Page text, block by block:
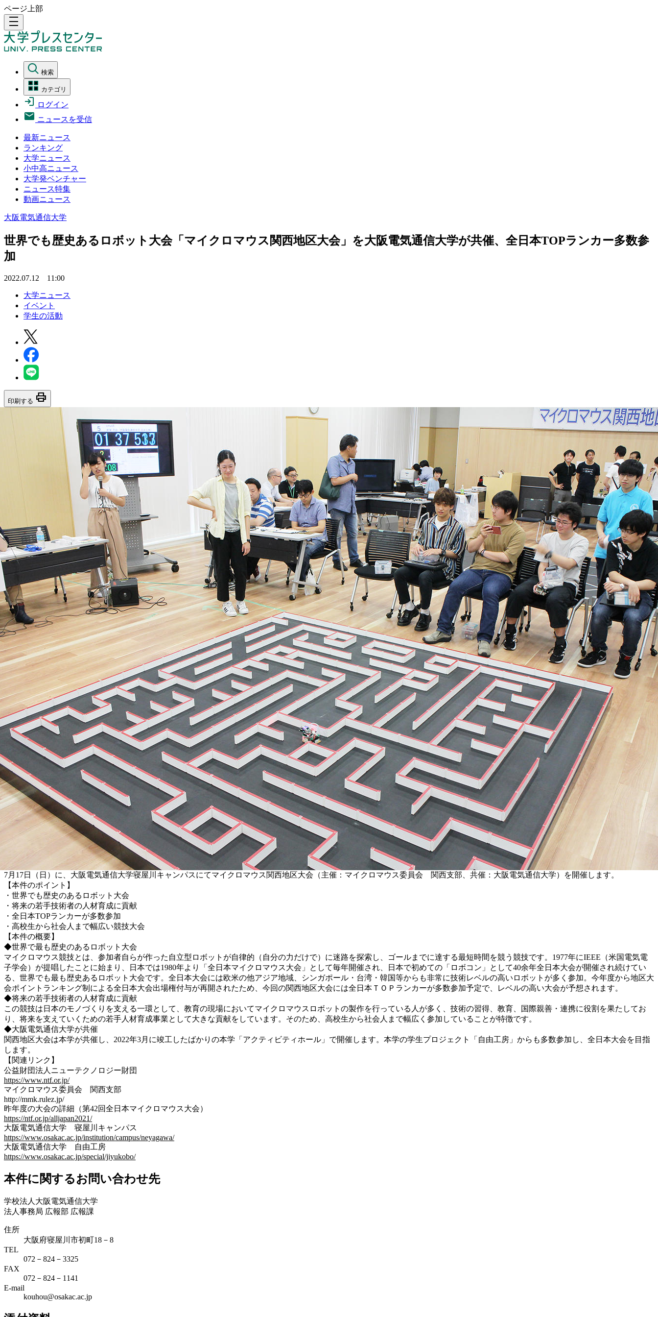
ページ上部
density_medium
検索
カテゴリ
ログイン
ニュースを受信
最新ニュース
ランキング
大学ニュース
小中高ニュース
大学発ベンチャー
ニュース特集
動画ニュース
大阪電気通信大学
世界でも歴史あるロボット大会「マイクロマウス関西地区大会」を大阪電気通信大学が共催、全日本TOPランカー多数参
加
2022.07.12 11:00
大学ニュース
イベント
学生の活動
印刷する print
7月17日（日）に、大阪電気通信大学寝屋川キャンパスにてマイクロマウス関西地区大会（主催：マイクロマウス委員会 関西支部、共催：大阪電気通信大学）を開催します。
【本件のポイント】
・世界でも歴史のあるロボット大会
・将来の若手技術者の人材育成に貢献
・全日本TOPランカーが多数参加
・高校生から社会人まで幅広い競技大会
【本件の概要】
◆世界で最も歴史のあるロボット大会
マイクロマウス競技とは、参加者自らが作った自立型ロボットが自律的（自分の力だけで）に迷路を探索し、ゴールまでに達する最短時間を競う競技です。1977年にIEEE（米国電気電
子学会）が提唱したことに始まり、日本では1980年より「全日本マイクロマウス大会」として毎年開催され、日本で初めての「ロボコン」として40余年全日本大会が開催され続けてい
る、世界でも最も歴史あるロボット大会です。全日本大会には欧米の他アジア地域、シンガポール・台湾・韓国等からも非常に技術レベルの高いロボットが多く参加。今年度から地区大
会ポイントランキング制による全日本大会出場権付与が再開されたため、今回の関西地区大会には全日本ＴＯＰランカーが多数参加予定で、レベルの高い大会が予想されます。
◆将来の若手技術者の人材育成に貢献
この競技は日本のモノづくりを支える一環として、教育の現場においてマイクロマウスロボットの製作を行っている人が多く、技術の習得、教育、国際親善・連携に役割を果たしてお
り、将来を支えていくための若手人材育成事業として大きな貢献をしています。そのため、高校生から社会人まで幅広く参加していることが特徴です。
◆大阪電気通信大学が共催
関西地区大会は本学が共催し、2022年3月に竣工したばかりの本学「アクティビティホール」で開催します。本学の学生プロジェクト「自由工房」からも多数参加し、全日本大会を目指
します。
【関連リンク】
公益財団法人ニューテクノロジー財団
https://www.ntf.or.jp/
マイクロマウス委員会 関西支部
http://mmk.rulez.jp/
昨年度の大会の詳細（第42回全日本マイクロマウス大会）
https://ntf.or.jp/alljapan2021/
大阪電気通信大学 寝屋川キャンパス
https://www.osakac.ac.jp/institution/campus/neyagawa/
大阪電気通信大学 自由工房
https://www.osakac.ac.jp/special/jiyukobo/
本件に関するお問い合わせ先
学校法人大阪電気通信大学
法人事務局 広報部 広報課
住所
大阪府寝屋川市初町18－8
TEL
072－824－3325
FAX
072－824－1141
E-mail
kouhou@osakac.ac.jp